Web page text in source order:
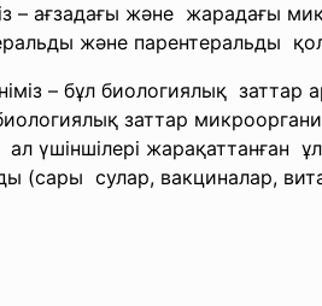
– ағзадағы және жарадағы
және парентеральды
– бұл биологиялық заттар
заттар
ал үшіншілері жарақаттанған
(сары сулар, вакциналар,